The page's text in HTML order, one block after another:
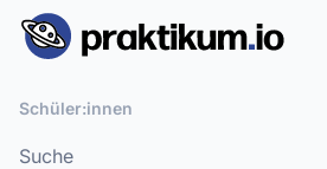
Schüler:innen
Suche